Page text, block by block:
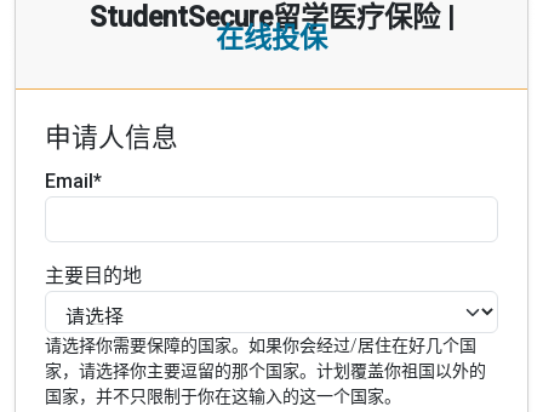
StudentSecure留学医疗保险 |
在线投保
申请人信息
Email*
主要目的地
请选择你需要保障的国家。如果你会经过/居住在好几个国
家，请选择你主要逗留的那个国家。计划覆盖你祖国以外的
国家，并不只限制于你在这输入的这一个国家。